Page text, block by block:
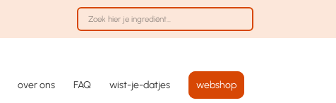
over ons FAQ wist-je-datjes webshop